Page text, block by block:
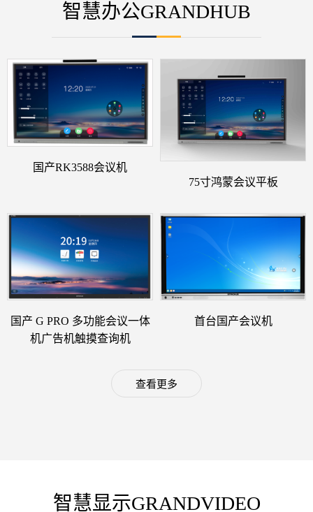
智慧办公GRANDHUB
国产RK3588会议机
75寸鸿蒙会议平板
国产 G PRO 多功能会议一体
机广告机触摸查询机
首台国产会议机
查看更多
智慧显示GRANDVIDEO